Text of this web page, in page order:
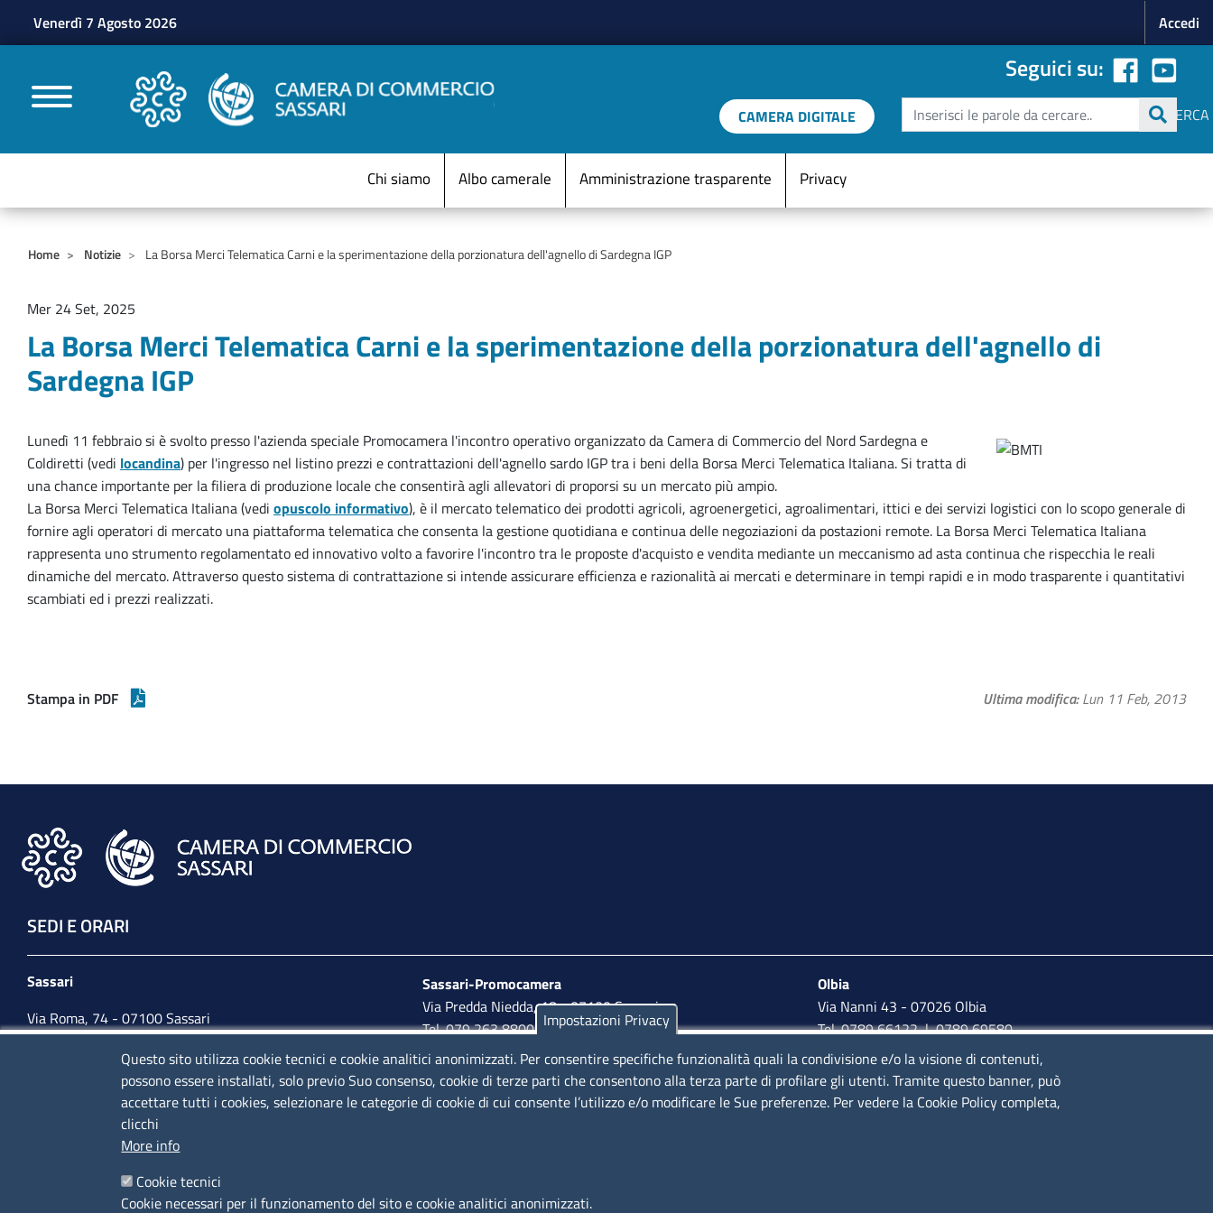
Venerdì 7 Agosto 2026 Accedi
CAMERE DI COMMERCIO D'ITALIA
Seguici su:
CAMERA DIGITALE Cerca
CERCA
Menu Statico
Chi siamo Albo camerale Amministrazione trasparente Privacy
Home Notizie La Borsa Merci Telematica Carni e la sperimentazione della porzionatura dell'agnello di Sardegna IGP
Mer 24 Set, 2025
La Borsa Merci Telematica Carni e la sperimentazione della porzionatura dell'agnello di
Sardegna IGP
Lunedì 11 febbraio si è svolto presso l'azienda speciale Promocamera l'incontro operativo organizzato da Camera di Commercio del Nord Sardegna e
Coldiretti (vedi locandina) per l'ingresso nel listino prezzi e contrattazioni dell'agnello sardo IGP tra i beni della Borsa Merci Telematica Italiana. Si tratta di
una chance importante per la filiera di produzione locale che consentirà agli allevatori di proporsi su un mercato più ampio.
La Borsa Merci Telematica Italiana (vedi opuscolo informativo), è il mercato telematico dei prodotti agricoli, agroenergetici, agroalimentari, ittici e dei servizi logistici con lo scopo generale di
fornire agli operatori di mercato una piattaforma telematica che consenta la gestione quotidiana e continua delle negoziazioni da postazioni remote. La Borsa Merci Telematica Italiana
rappresenta uno strumento regolamentato ed innovativo volto a favorire l'incontro tra le proposte d'acquisto e vendita mediante un meccanismo ad asta continua che rispecchia le reali
dinamiche del mercato. Attraverso questo sistema di contrattazione si intende assicurare efficienza e razionalità ai mercati e determinare in tempi rapidi e in modo trasparente i quantitativi
scambiati ed i prezzi realizzati.
Stampa in PDF Ultima modifica Lun 11 Feb, 2013
SEDI E ORARI
Sassari
Via Roma, 74 - 07100 Sassari
Tel. 079 2080274
lunedì - venerdì: 10,00 - 13,00; mercoledì pomeriggio:
Sassari-Promocamera
Via Predda Niedda, 18 - 07100 Sassari
Tel. 079 263 8800 | Fax 079 2638810
lunedì al venerdì: 10,00 - 13,00; mercoledì pomeriggio:
15,30 - 17,00
Olbia
Via Nanni 43 - 07026 Olbia
Tel. 0789 66122 | 0789 69580
mail:ufficio.olbia@ss.camcom.it
lunedì al venerdì: 9,00 - 12,00; lunedì pomeriggio: 16,00 -
17,00
Impostazioni Privacy
Questo sito utilizza cookie tecnici e cookie analitici anonimizzati. Per consentire specifiche funzionalità quali la condivisione e/o la visione di contenuti,
possono essere installati, solo previo Suo consenso, cookie di terze parti che consentono alla terza parte di profilare gli utenti. Tramite questo banner, può
accettare tutti i cookies, selezionare le categorie di cookie di cui consente l’utilizzo e/o modificare le Sue preferenze. Per vedere la Cookie Policy completa,
clicchi
More info
Cookie tecnici
Cookie necessari per il funzionamento del sito e cookie analitici anonimizzati.